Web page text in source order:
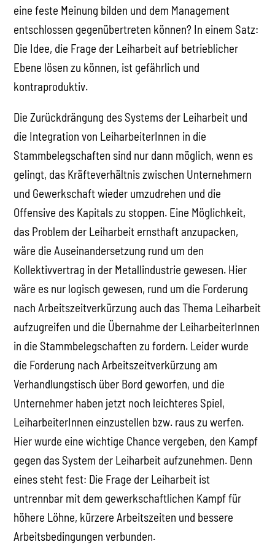
eine feste Meinung bilden und dem Management
entschlossen gegenübertreten können? In einem Satz:
Die Idee, die Frage der Leiharbeit auf betrieblicher
Ebene lösen zu können, ist gefährlich und
kontraproduktiv.
Die Zurückdrängung des Systems der Leiharbeit und
die Integration von LeiharbeiterInnen in die
Stammbelegschaften sind nur dann möglich, wenn es
gelingt, das Kräfteverhältnis zwischen Unternehmern
und Gewerkschaft wieder umzudrehen und die
Offensive des Kapitals zu stoppen. Eine Möglichkeit,
das Problem der Leiharbeit ernsthaft anzupacken,
wäre die Auseinandersetzung rund um den
Kollektivvertrag in der Metallindustrie gewesen. Hier
wäre es nur logisch gewesen, rund um die Forderung
nach Arbeitszeitverkürzung auch das Thema Leiharbeit
aufzugreifen und die Übernahme der LeiharbeiterInnen
in die Stammbelegschaften zu fordern. Leider wurde
die Forderung nach Arbeitszeitverkürzung am
Verhandlungstisch über Bord geworfen, und die
Unternehmer haben jetzt noch leichteres Spiel,
LeiharbeiterInnen einzustellen bzw. raus zu werfen.
Hier wurde eine wichtige Chance vergeben, den Kampf
gegen das System der Leiharbeit aufzunehmen. Denn
eines steht fest: Die Frage der Leiharbeit ist
untrennbar mit dem gewerkschaftlichen Kampf für
höhere Löhne, kürzere Arbeitszeiten und bessere
Arbeitsbedingungen verbunden.